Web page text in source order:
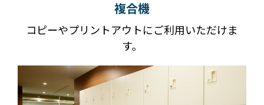
複合機
コピーやプリントアウトにご利用いただけま
す。